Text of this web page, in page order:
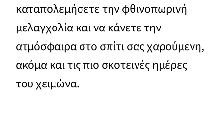
καταπολεμήσετε την φθινοπωρινή
μελαγχολία και να κάνετε την
ατμόσφαιρα στο σπίτι σας χαρούμενη,
ακόμα και τις πιο σκοτεινές ημέρες
του χειμώνα.